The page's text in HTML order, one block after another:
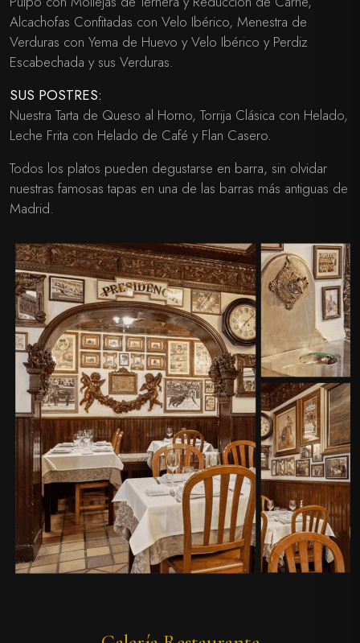
Alcachofas Confitadas con Velo Ibérico, Menestra de
Verduras con Yema de Huevo y Velo Ibérico y Perdiz
Escabechada y sus Verduras.
SUS POSTRES:
Nuestra Tarta de Queso al Horno, Torrija Clásica con Helado,
Leche Frita con Helado de Café y Flan Casero.
Todos los platos pueden degustarse en barra, sin olvidar
nuestras famosas tapas en una de las barras más antiguas de
Madrid.